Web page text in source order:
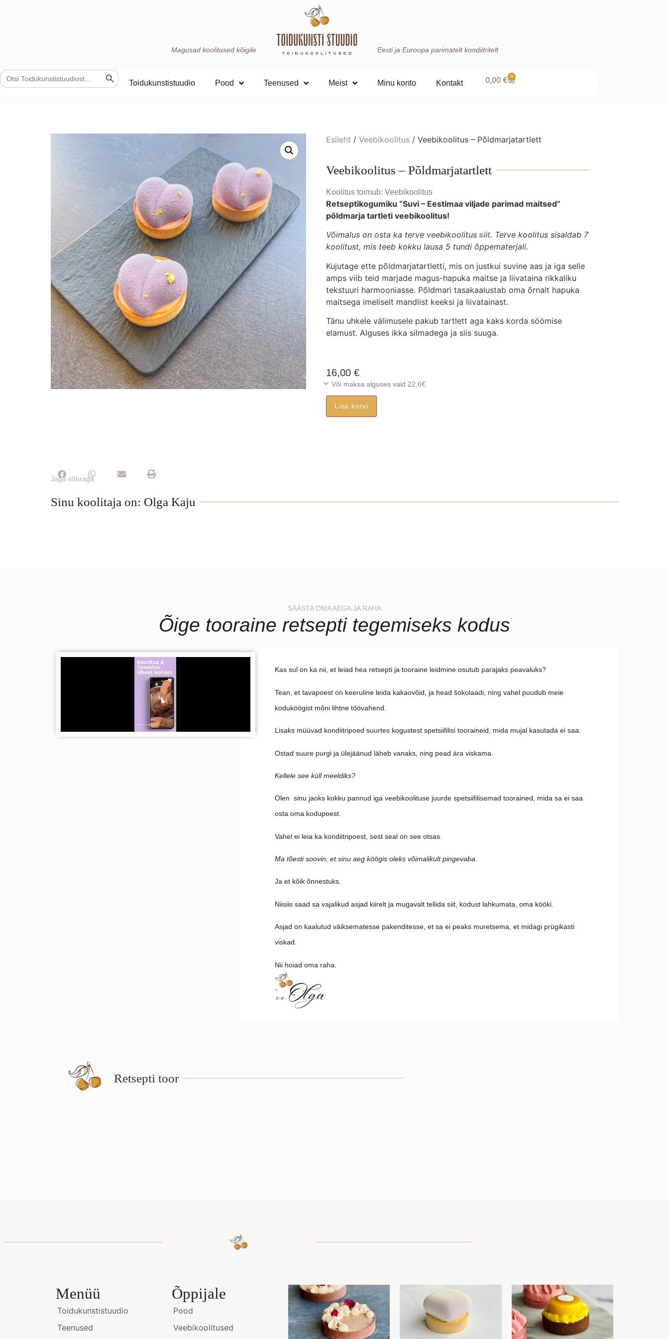
Magusad koolitused kõigile Eesti ja Euroopa parimatelt kondiitritelt
Search
for:
Search Button
Toidukunstistuudio Pood Teenused Meist Minu konto Kontakt 0,00 € 0
Esileht / Veebikoolitus / Veebikoolitus – Põldmarjatartlett
Veebikoolitus – Põldmarjatartlett
Koolitus toimub: Veebikoolitus
Retseptikogumiku “Suvi – Eestimaa viljade parimad maitsed”
põldmarja tartleti veebikoolitus!
Võimalus on osta ka terve veebikoolitus siit. Terve koolitus sisaldab 7
koolitust, mis teeb kokku lausa 5 tundi õppematerjali.
Kujutage ette põldmarjatartletti, mis on justkui suvine aas ja iga selle
amps viib teid marjade magus-hapuka maitse ja liivataina rikkaliku
tekstuuri harmooniasse. Põldmari tasakaalustab oma õrnalt hapuka
maitsega imeliselt mandlist keeksi ja liivatainast.
Tänu uhkele välimusele pakub tartlett aga kaks korda söömise
elamust. Alguses ikka silmadega ja siis suuga.
16,00 €
Või maksa alguses vaid 22,6€
Lisa korvi
Jaga sõbraga
Sinu koolitaja on: Olga Kaju
SÄÄSTA OMA AEGA JA RAHA
Õige tooraine retsepti tegemiseks kodus
Kas sul on ka nii, et leiad hea retsepti ja tooraine leidmine osutub parajaks peavaluks?
Tean, et tavapoest on keeruline leida kakaovõid, ja head šokolaadi, ning vahel puudub meie
koduköögist mõni lihtne töövahend.
Lisaks müüvad kondiitripoed suurtes kogustest spetsiifilisi tooraineid, mida mujal kasutada ei saa.
Ostad suure purgi ja ülejäänud läheb vanaks, ning pead ära viskama.
Kellele see küll meeldiks?
Olen sinu jaoks kokku pannud iga veebikoolituse juurde spetsiifilisemad toorained, mida sa ei saa
osta oma kodupoest.
Vahel ei leia ka kondiitripoest, sest seal on see otsas.
Ma tõesti soovin, et sinu aeg köögis oleks võimalikult pingevaba
Ja et kõik õnnestuks.
Niisiis saad sa vajalikud asjad kiirelt ja mugavalt tellida siit, kodust lahkumata, oma kööki.
Asjad on kaalutud väiksematesse pakenditesse, et sa ei peaks muretsema, et midagi prügikasti
viskad.
Nii hoiad oma raha.
Retsepti toor
Menüü
Toidukunstistuudio
Teenused
Õppijale
Pood
Veebikoolitused